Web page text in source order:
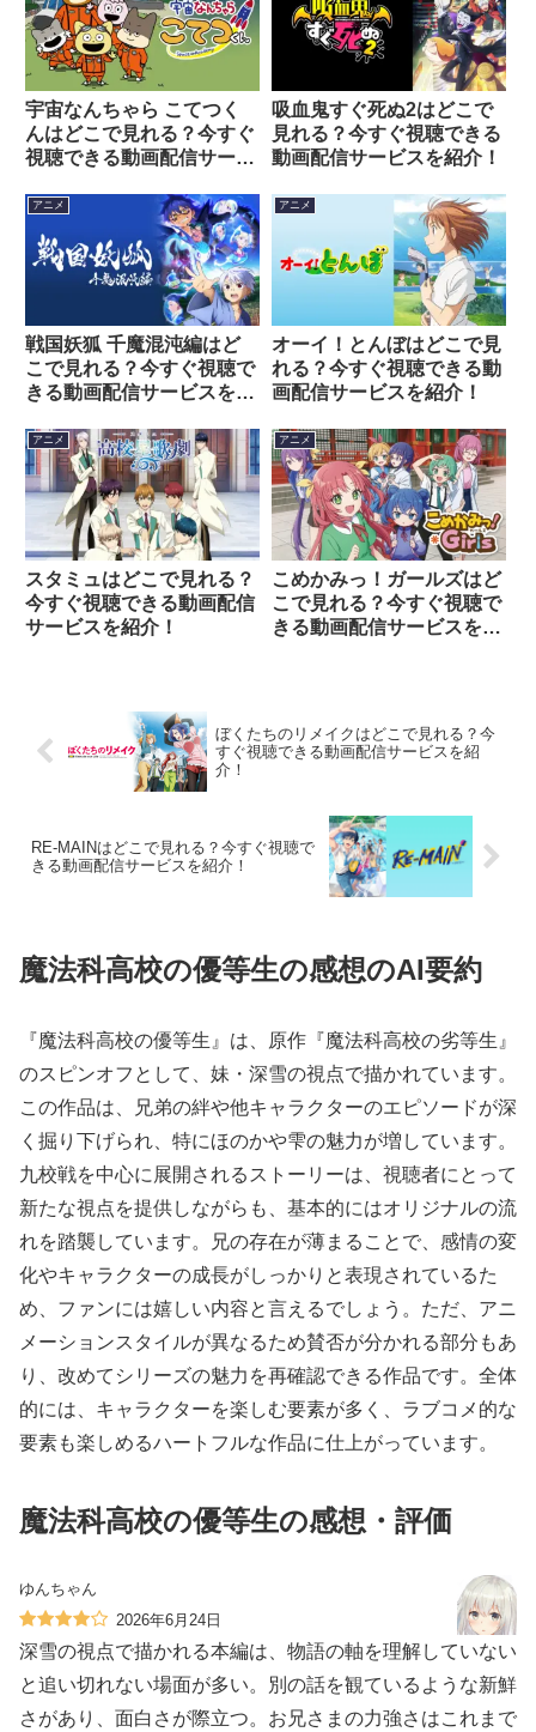
宇宙なんちゃら こてつく
んはどこで見れる？今すぐ
視聴できる動画配信サービ
吸血鬼すぐ死ぬ2はどこで
見れる？今すぐ視聴できる
動画配信サービスを紹介！
アニメ
戦国妖狐 千魔混沌編はど
こで見れる？今すぐ視聴で
きる動画配信サービスを紹
アニメ
オーイ！とんぼはどこで見
れる？今すぐ視聴できる動
画配信サービスを紹介！
アニメ
スタミュはどこで見れる？
今すぐ視聴できる動画配信
サービスを紹介！
アニメ
こめかみっ！ガールズはど
こで見れる？今すぐ視聴で
きる動画配信サービスを紹
ぼくたちのリメイクはどこで見れる？今
すぐ視聴できる動画配信サービスを紹
介！
RE-MAINはどこで見れる？今すぐ視聴で
きる動画配信サービスを紹介！
魔法科高校の優等生の感想のAI要約
『魔法科高校の優等生』は、原作『魔法科高校の劣等生』
のスピンオフとして、妹・深雪の視点で描かれています。
この作品は、兄弟の絆や他キャラクターのエピソードが深
く掘り下げられ、特にほのかや雫の魅力が増しています。
九校戦を中心に展開されるストーリーは、視聴者にとって
新たな視点を提供しながらも、基本的にはオリジナルの流
れを踏襲しています。兄の存在が薄まることで、感情の変
化やキャラクターの成長がしっかりと表現されているた
め、ファンには嬉しい内容と言えるでしょう。ただ、アニ
メーションスタイルが異なるため賛否が分かれる部分もあ
り、改めてシリーズの魅力を再確認できる作品です。全体
的には、キャラクターを楽しむ要素が多く、ラブコメ的な
要素も楽しめるハートフルな作品に仕上がっています。
魔法科高校の優等生の感想・評価
ゆんちゃん
2026年6月24日
深雪の視点で描かれる本編は、物語の軸を理解していない
と追い切れない場面が多い。別の話を観ているような新鮮
さがあり、面白さが際立つ。お兄さまの力強さはこれまで